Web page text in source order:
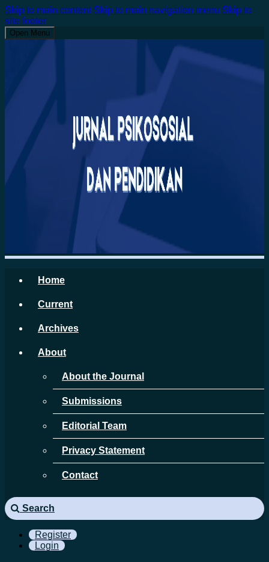
Skip to main content Skip to main navigation menu Skip to
site footer
Open Menu
Home
Current
Archives
About
About the Journal
Submissions
Editorial Team
Privacy Statement
Contact
Search
Register
Login